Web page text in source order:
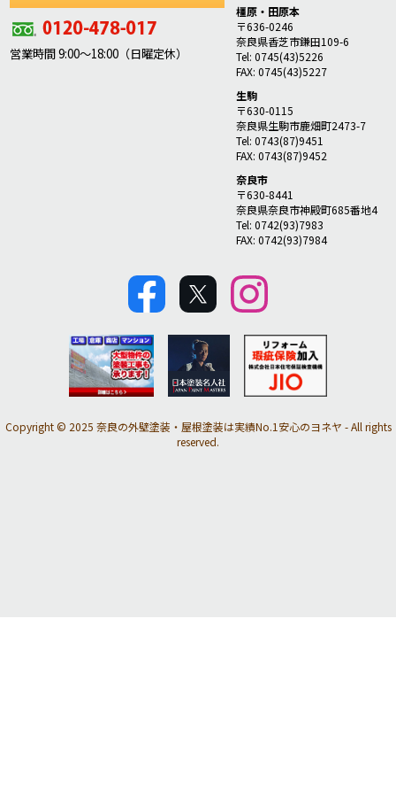
営業時間 9:00～18:00（日曜定休）
橿原・田原本
〒636-0246
奈良県香芝市鎌田109-6
Tel: 0745(43)5226
FAX: 0745(43)5227
生駒
〒630-0115
奈良県生駒市鹿畑町2473-7
Tel: 0743(87)9451
FAX: 0743(87)9452
奈良市
〒630-8441
奈良県奈良市神殿町685番地4
Tel: 0742(93)7983
FAX: 0742(93)7984
Copyright © 2025 奈良の外壁塗装・屋根塗装は実績No.1安心のヨネヤ - All rights
reserved.